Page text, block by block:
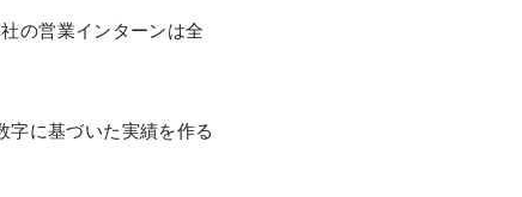
の営業インターンは全
字に基づいた実績を作る